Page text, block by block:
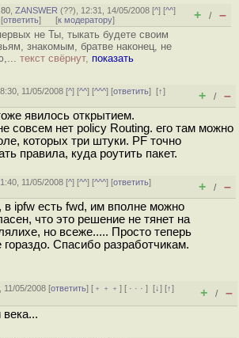
,ZANSWER (??), 12:31, 14/05/2008 [^] [^^]
ответить] [к модератору] + / –
не Ты, тыкать будете своим
знакомым, братве наконец, не
текст свёрнут, показать
11/05/2008 [^] [^^] [^^^] [ответить][↑]
+ / –
явилось открытием.
совсем нет policy Routing. его там можно
которых три штуки. PF точно
правила, куда роутить пакет.
11/05/2008 [^] [^^] [^^^] [ответить]
+ / –
в ipfw есть fwd, им вполне можно
что это решение не тянет на
но всеже..... Просто теперь
Спасибо разработчикам.
11/05/2008 [ответить] [ ﹢﹢﹢] [ · · ·][↓] [↑]
+ / –